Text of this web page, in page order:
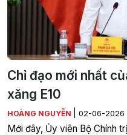
Chỉ đạo mới nhất
xăng E10
HOÀNG NGUYỄN 02-06-2026
Mới đây, Ủy viên Bộ Chính